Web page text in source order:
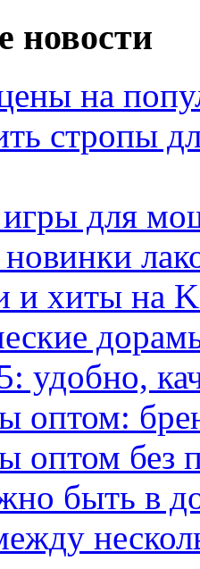
новости
на
стропы
игры для
и хиты на
удобно,
оптом:
оптом без
быть в